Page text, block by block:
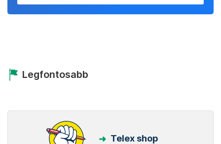
Legfontosabb
Telex shop